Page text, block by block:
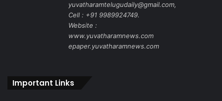
yuvatharamtelugudaily@gmail.com,
Cell : +91 9989924749.
Website :
www.yuvatharamnews.com
epaper.yuvatharamnews.com
Important Links